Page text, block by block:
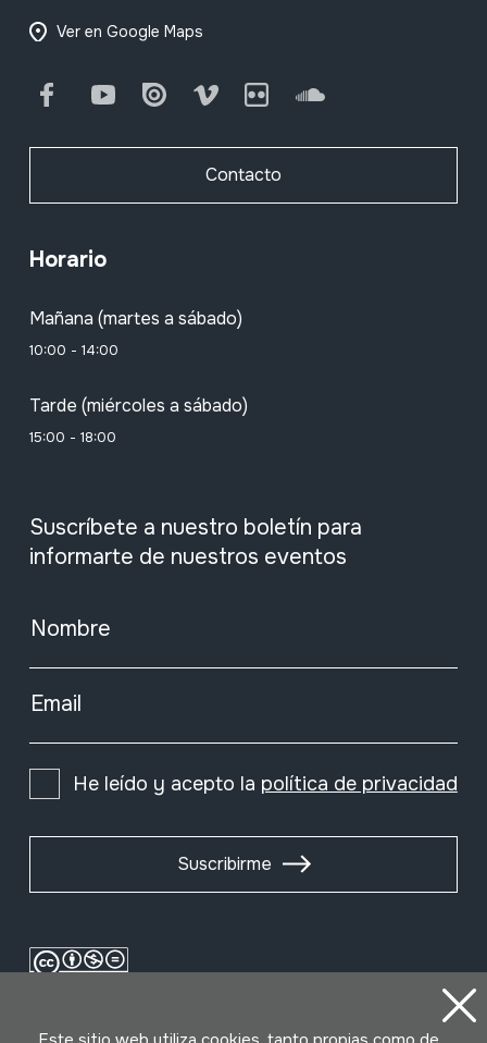
Ver en Google Maps
FacebookYoutube Issuu Vimeo Flickr SoundCloud
Contacto
Horario
Mañana (martes a sábado)
10:00 - 14:00
Tarde (miércoles a sábado)
15:00 - 18:00
Suscríbete a nuestro boletín para
informarte de nuestros eventos
Nombre
Email
He leído y acepto la política de privacidad
Suscribirme